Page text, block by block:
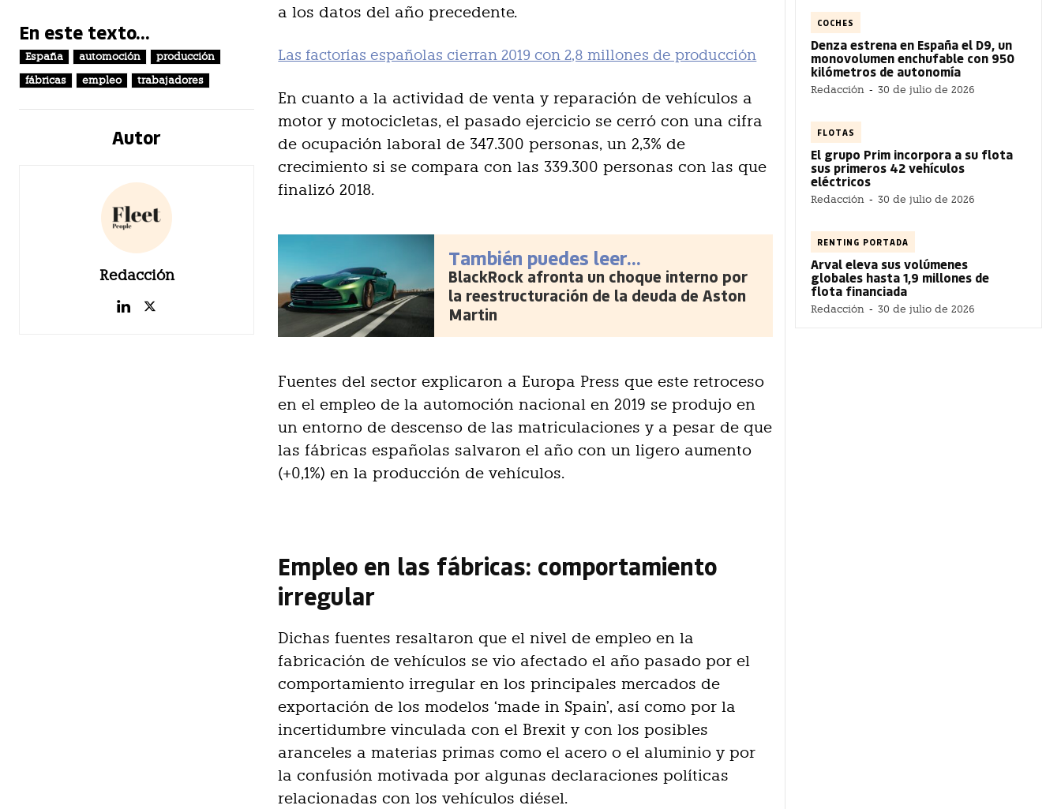
En este texto...
España automoción
producción
fábricas
empleo trabajadores
Autor
Redacción
a los datos del año precedente.
Las factorías españolas cierran 2019 con 2,8 millones de producción
En cuanto a la actividad de venta y reparación de vehículos a
motor y motocicletas, el pasado ejercicio se cerró con una cifra
de ocupación laboral de 347.300 personas, un 2,3% de
crecimiento si se compara con las 339.300 personas con las que
finalizó 2018.
También puedes leer...
BlackRock afronta un choque interno por
la reestructuración de la deuda de Aston
Martin
Fuentes del sector explicaron a Europa Press que este retroceso
en el empleo de la automoción nacional en 2019 se produjo en
un entorno de descenso de las matriculaciones y a pesar de que
las fábricas españolas salvaron el año con un ligero aumento
(+0,1%) en la producción de vehículos.
Empleo en las fábricas: comportamiento
irregular
Dichas fuentes resaltaron que el nivel de empleo en la
fabricación de vehículos se vio afectado el año pasado por el
comportamiento irregular en los principales mercados de
exportación de los modelos ‘made in Spain’, así como por la
incertidumbre vinculada con el Brexit y con los posibles
aranceles a materias primas como el acero o el aluminio y por
la confusión motivada por algunas declaraciones políticas
relacionadas con los vehículos diésel.
COCHES
Denza estrena en España el D9, un
monovolumen enchufable con 950
kilómetros de autonomía
Redacción - 30 de julio de 2026
FLOTAS
El grupo Prim incorpora a su flota
sus primeros 42 vehículos
eléctricos
Redacción - 30 de julio de 2026
RENTING PORTADA
Arval eleva sus volúmenes
globales hasta 1,9 millones de
flota financiada
Redacción - 30 de julio de 2026